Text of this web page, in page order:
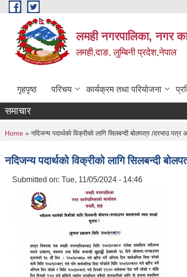
Skip to main content
लमही नगरपालिका, नगर
लमही,दाङ, लुम्बिनी प्रदेश,नेपाल
गृहपृष्ठ परिचय कार्यक्रम तथा परियोजना
समाचार
You are here
Home » नदिजन्य पदार्थको विक्रीको लागि सिलबन्दी बोलपत्र /दरभाउ पत्र
नदिजन्य पदार्थको विक्रीको लागि सिलबन्दी
Submitted on: Tue, 11/05/2024 - 14:46